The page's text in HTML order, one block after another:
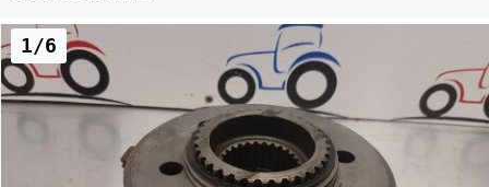
1/6